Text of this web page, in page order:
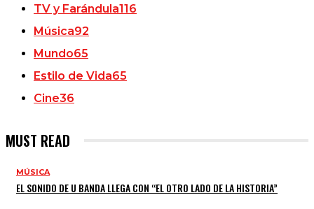
TV y Farándula116
Música92
Mundo65
Estilo de Vida65
Cine36
MUST READ
MÚSICA
EL SONIDO DE U BANDA LLEGA CON “EL OTRO LADO DE LA HISTORIA”